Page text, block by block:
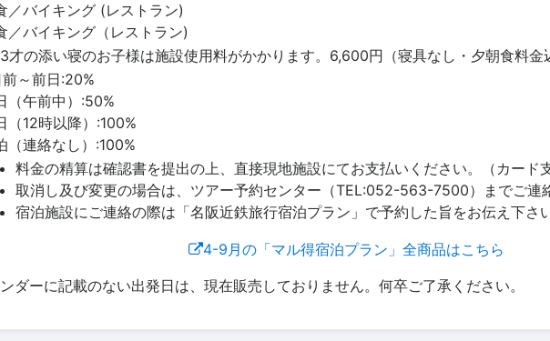
／バイキング (レストラン)
／バイキング（レストラン)
才の添い寝のお子様は施設使用料がかかります。6,600円（寝具なし・夕朝食料金
～前日:20%
（午前中）:50%
（12時以降）:100%
（連絡なし）:100%
料金の精算は確認書を提出の上、直接現地施設にてお支払いください。（カード
取消し及び変更の場合は、ツアー予約センター（TEL:052-563-7500）までご連
宿泊施設にご連絡の際は「名阪近鉄旅行宿泊プラン」で予約した旨をお伝え下さ
4-9月の「マル得宿泊プラン」全商品はこちら
ダーに記載のない出発日は、現在販売しておりません。何卒ご了承ください。